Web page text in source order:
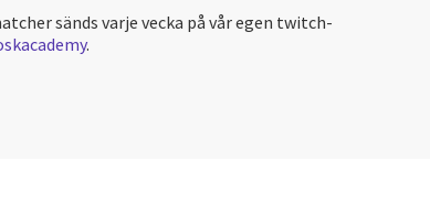
sänds varje vecka på vår egen twitch-
.